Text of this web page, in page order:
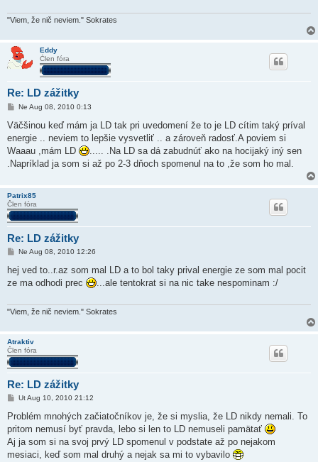
"Viem, že nič neviem." Sokrates
Eddy
Člen fóra
Re: LD zážitky
P
í
p
e
o
Ne Aug 08, 2010 0:13
Väčšinou keď mám ja LD tak pri uvedomení že to je LD cítim taký príval
energie .. neviem to lepšie vysvetliť .. a zároveň radosť.A poviem si
Waaau ,mám LD
..... .Na LD sa dá zabudnúť ako na hocijaký iný sen
.Napríklad ja som si až po 2-3 dňoch spomenul na to ,že som ho mal.
Patrix85
Člen fóra
Re: LD zážitky
P
í
s
p
o
Ne Aug 08, 2010 12:26
hej ved to..r.az som mal LD a to bol taky prival energie ze som mal pocit
ze ma odhodi prec
...ale tentokrat si na nic take nespominam :/
"Viem, že nič neviem." Sokrates
Atraktiv
Člen fóra
Re: LD zážitky
P
í
p
e
v
o
Ut Aug 10, 2010 21:12
Problém mnohých začiatočníkov je, že si myslia, že LD nikdy nemali. To
pritom nemusí byť pravda, lebo si len to LD nemuseli pamätať
Aj ja som si na svoj prvý LD spomenul v podstate až po nejakom
mesiaci, keď som mal druhý a nejak sa mi to vybavilo